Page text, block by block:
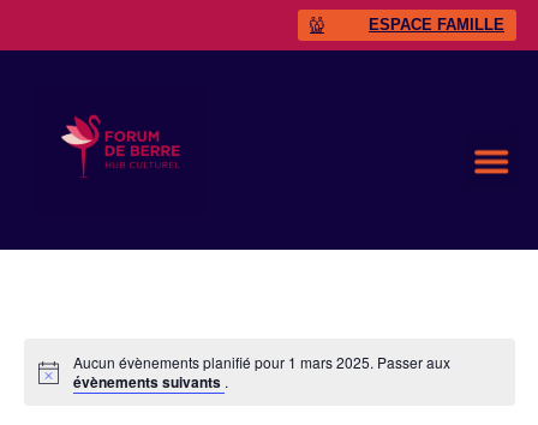
ESPACE FAMILLE
Aucun évènements planifié pour 1 mars 2025. Passer aux
évènements suivants .